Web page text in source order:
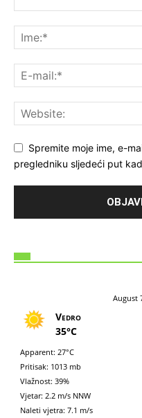
Spremite moje ime, e-
pregledniku sljedeći put
August
Vedro
35°C
Apparent: 27°C
Pritisak: 1013 mb
Vlažnost: 39%
Vjetar: 2.2 m/s NNW
Naleti vjetra: 7.1 m/s